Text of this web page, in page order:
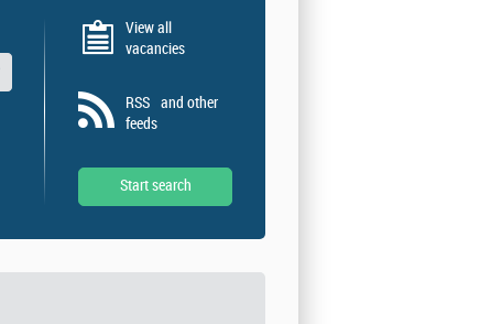
View all
vacancies
RSS and other
feeds